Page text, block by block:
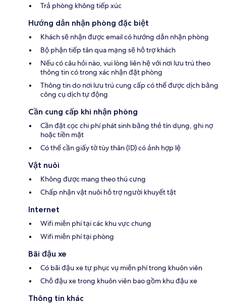
Trả phòng không tiếp xúc
Hướng dẫn nhận phòng đặc biệt
Khách sẽ nhận được email có hướng dẫn nhận phòng
Bộ phận tiếp tân qua mạng sẽ hỗ trợ khách
Nếu có câu hỏi nào, vui lòng liên hệ với nơi lưu trú theo
thông tin có trong xác nhận đặt phòng
Thông tin do nơi lưu trú cung cấp có thể được dịch bằng
công cụ dịch tự động
Cần cung cấp khi nhận phòng
Cần đặt cọc chi phí phát sinh bằng thẻ tín dụng, ghi nợ
hoặc tiền mặt
Có thể cần giấy tờ tùy thân (ID) có ảnh hợp lệ
Vật nuôi
Không được mang theo thú cưng
Chấp nhận vật nuôi hỗ trợ người khuyết tật
Internet
Wifi miễn phí tại các khu vực chung
Wifi miễn phí tại phòng
Bãi đậu xe
Có bãi đậu xe tự phục vụ miễn phí trong khuôn viên
Chỗ đậu xe trong khuôn viên bao gồm khu đậu xe
Thông tin khác